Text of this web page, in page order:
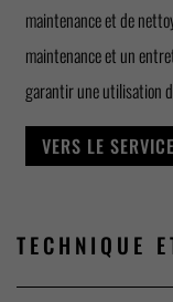
maintenance et de
maintenance et un
garantir une utilisation
VERS LE SERVICE
TECHNIQUE